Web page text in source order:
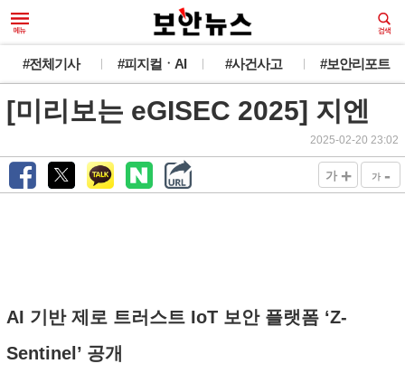
#전체기사 #피지컬ㆍAI #사건사고 #보안리포트
[미리보는 eGISEC 2025] 지엔
2025-02-20 23:02
가 + 가 -
AI 기반 제로 트러스트 IoT 보안 플랫폼 ‘Z-
Sentinel’ 공개